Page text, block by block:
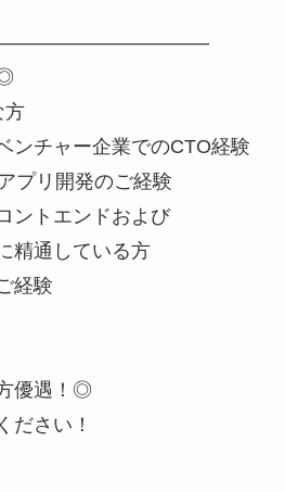
方
ンチャー企業でのCTO経験
プリ開発のご経験
ントエンドおよび
精通している方
経験
優遇！◎
ださい！